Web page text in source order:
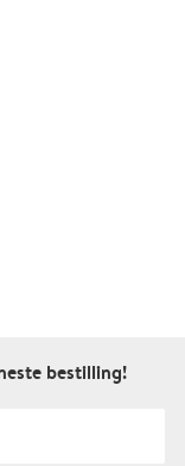
bestilling!